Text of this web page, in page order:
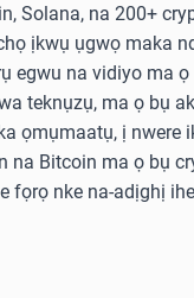
Solana, na 200+
ịkwụ ụgwọ maka
egwu na vidiyo ma
teknụzụ, ma ọ bụ
ọmụmaatụ, ị nwere
na Bitcoin ma ọ bụ
fọrọ nke na-adịghị